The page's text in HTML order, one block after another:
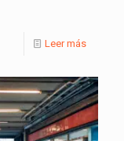
Leer más